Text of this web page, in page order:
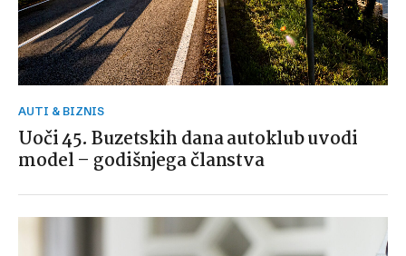
AUTI & BIZNIS
Uoči 45. Buzetskih dana autoklub uvodi
model – godišnjega članstva